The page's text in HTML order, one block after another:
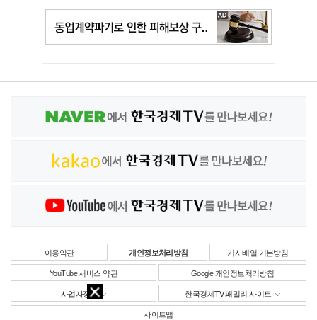
이용약관 개인정보처리방침 기사배열 기본방침
YouTube 서비스 약관 Google 개인정보처리방침
사업자정보 한국경제TV 패밀리 사이트
사이트맵